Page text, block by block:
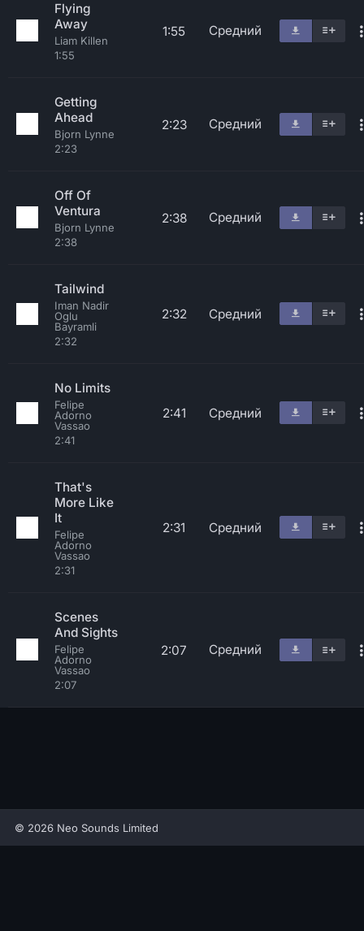
Flying
Away
Liam Killen
1:55
1:55 Средний
Getting
Ahead
Bjorn Lynne
2:23
2:23 Средний
Off Of
Ventura
Bjorn Lynne
2:38
2:38 Средний
Tailwind
Iman Nadir
Oglu
Bayramli
2:32
2:32 Средний
No Limits
Felipe
Adorno
Vassao
2:41
2:41 Средний
That's
More Like
It
Felipe
Adorno
Vassao
2:31
2:31 Средний
Scenes
And Sights
Felipe
Adorno
Vassao
2:07
2:07 Средний
© 2026 Neo Sounds Limited